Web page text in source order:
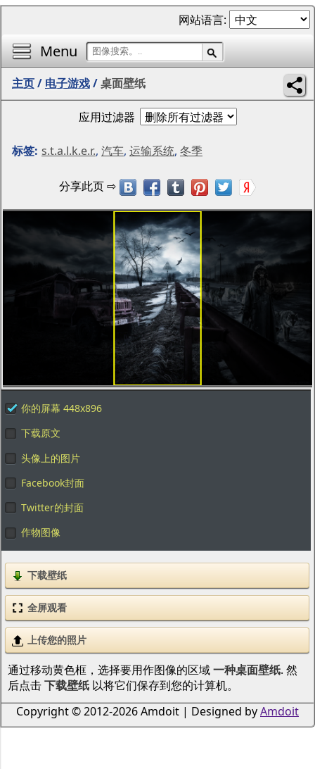
Menu
网站语言:
主页/ 电子游戏/桌面壁纸
应用过滤器
标签: s.t.a.l.k.e.r., 汽车, 运输系统, 冬季
你的屏幕 448x896
下载原文
头像上的图片
Facebook封面
Twitter的封面
作物图像
下载壁纸
全屏观看
上传您的照片
通过移动黄色框，选择要用作图像的区域一种桌面壁纸. 然
后点击下载壁纸以将它们保存到您的计算机。
Copyright © 2012-2026 Amdoit | Designed byAmdoit